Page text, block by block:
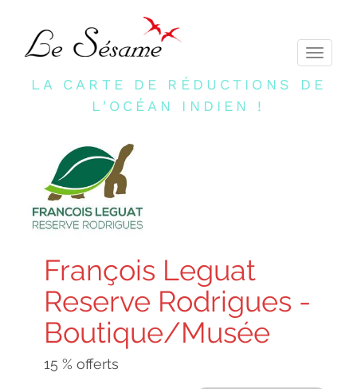
Toggle
LA CARTE DE RÉDUCTIONS DE
L'OCÉAN INDIEN !
François Leguat
Reserve Rodrigues -
Boutique/Musée
15 % offerts